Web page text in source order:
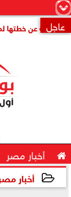
×عاجلعن خطتها
 أخبار مصر
أخبار